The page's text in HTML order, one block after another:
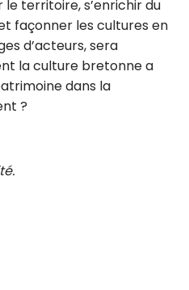
le territoire, s’enrichir du
façonner les cultures en
d’acteurs, sera
la culture bretonne a
dans la
?